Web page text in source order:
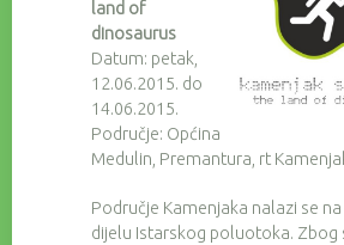
land of
dinosaurus
Datum: petak,
12.06.2015. do
14.06.2015.
Područje: Općina
Medulin, Premantura, rt
Područje Kamenjaka nalazi se
dijelu Istarskog poluotoka. Zbog